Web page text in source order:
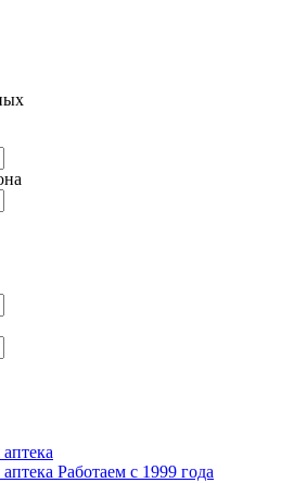
Работаем с 1999 года